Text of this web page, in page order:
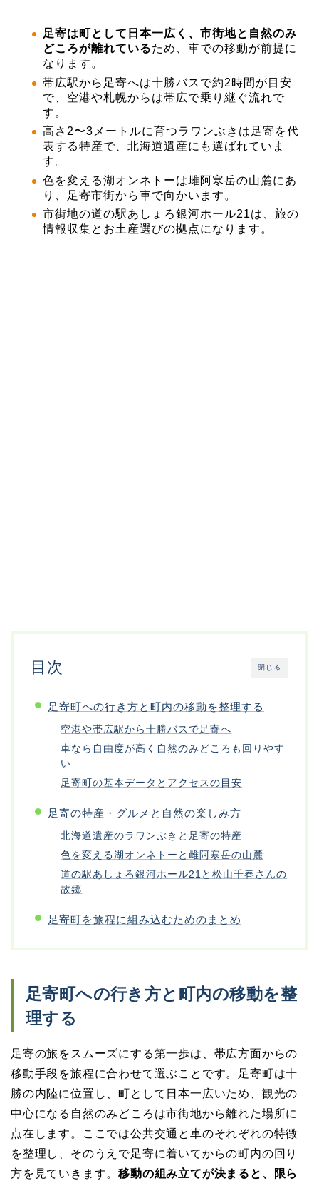
足寄は町として日本一広く、市街地と自然のみ
どころが離れているため、車での移動が前提に
なります。
帯広駅から足寄へは十勝バスで約2時間が目安
で、空港や札幌からは帯広で乗り継ぐ流れで
す。
高さ2〜3メートルに育つラワンぶきは足寄を代
表する特産で、北海道遺産にも選ばれていま
す。
色を変える湖オンネトーは雌阿寒岳の山麓にあ
り、足寄市街から車で向かいます。
市街地の道の駅あしょろ銀河ホール21は、旅の
情報収集とお土産選びの拠点になります。
閉じる
目次
足寄町への行き方と町内の移動を整理する
空港や帯広駅から十勝バスで足寄へ
車なら自由度が高く自然のみどころも回りやす
い
足寄町の基本データとアクセスの目安
足寄の特産・グルメと自然の楽しみ方
北海道遺産のラワンぶきと足寄の特産
色を変える湖オンネトーと雌阿寒岳の山麓
道の駅あしょろ銀河ホール21と松山千春さんの
故郷
足寄町を旅程に組み込むためのまとめ
足寄町への行き方と町内の移動を整
理する
足寄の旅をスムーズにする第一歩は、帯広方面からの
移動手段を旅程に合わせて選ぶことです。足寄町は十
勝の内陸に位置し、町として日本一広いため、観光の
中心になる自然のみどころは市街地から離れた場所に
点在します。ここでは公共交通と車のそれぞれの特徴
を整理し、そのうえで足寄に着いてからの町内の回り
方を見ていきます。移動の組み立てが決まると、限ら